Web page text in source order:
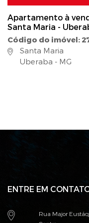
Apartamento à
Santa Maria -
Código do imóvel:
Santa Maria
Uberaba - MG
ENTRE EM
Rua Major